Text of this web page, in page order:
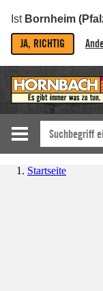
Ist Bornheim
JA, RICHTIG
Startseite